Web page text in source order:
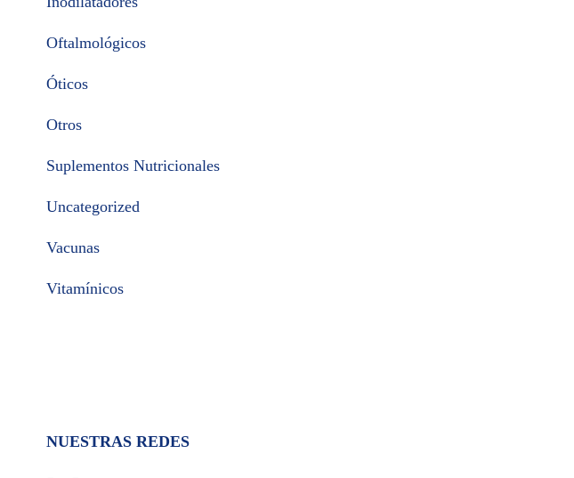
Oftalmológicos
Óticos
Otros
Suplementos Nutricionales
Uncategorized
Vacunas
Vitamínicos
NUESTRAS REDES